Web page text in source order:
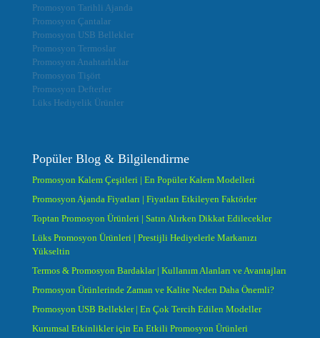
Promosyon Tarihli Ajanda
Promosyon Çantalar
Promosyon USB Bellekler
Promosyon Termoslar
Promosyon Anahtarlıklar
Promosyon Tişört
Promosyon Defterler
Lüks Hediyelik Ürünler
Popüler Blog & Bilgilendirme
Promosyon Kalem Çeşitleri | En Popüler Kalem Modelleri
Promosyon Ajanda Fiyatları | Fiyatları Etkileyen Faktörler
Toptan Promosyon Ürünleri | Satın Alırken Dikkat Edilecekler
Lüks Promosyon Ürünleri | Prestijli Hediyelerle Markanızı
Yükseltin
Termos & Promosyon Bardaklar | Kullanım Alanları ve Avantajları
Promosyon Ürünlerinde Zaman ve Kalite Neden Daha Önemli?
Promosyon USB Bellekler | En Çok Tercih Edilen Modeller
Kurumsal Etkinlikler için En Etkili Promosyon Ürünleri